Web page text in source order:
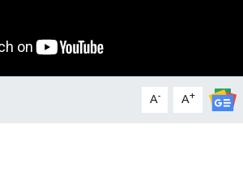
A- A+